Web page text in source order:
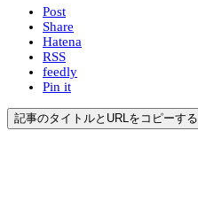
Post
Share
Hatena
RSS
feedly
Pin it
記事のタイトルとURLをコピーする